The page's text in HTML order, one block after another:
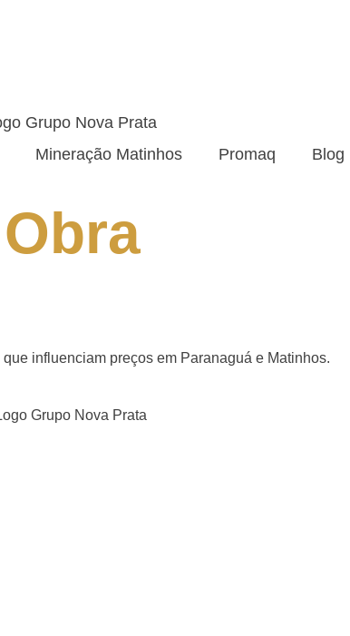
Mineração Matinhos Promaq Blog
influenciam preços em Paranaguá e Matinhos.